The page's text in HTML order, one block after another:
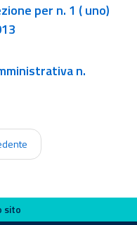
n. 1 ( uno)
n.
sito